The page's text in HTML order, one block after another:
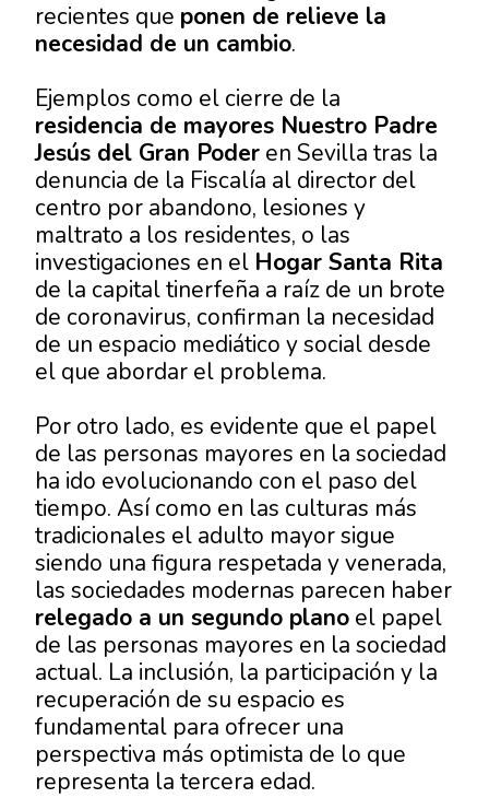
recientes que ponen de relieve la
necesidad de un cambio.
Ejemplos como el cierre de la
residencia de mayores Nuestro Padre
Jesús del Gran Poder en Sevilla tras la
denuncia de la Fiscalía al director del
centro por abandono, lesiones y
maltrato a los residentes, o las
investigaciones en el Hogar Santa Rita
de la capital tinerfeña a raíz de un brote
de coronavirus, confirman la necesidad
de un espacio mediático y social desde
el que abordar el problema.
Por otro lado, es evidente que el papel
de las personas mayores en la sociedad
ha ido evolucionando con el paso del
tiempo. Así como en las culturas más
tradicionales el adulto mayor sigue
siendo una figura respetada y venerada,
las sociedades modernas parecen haber
relegado a un segundo plano el papel
de las personas mayores en la sociedad
actual. La inclusión, la participación y la
recuperación de su espacio es
fundamental para ofrecer una
perspectiva más optimista de lo que
representa la tercera edad.